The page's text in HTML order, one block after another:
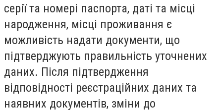
серії та номері паспорта, даті та місці
народження, місці проживання є
можливість надати документи, що
підтверджують правильність уточнених
даних. Після підтвердження
відповідності реєстраційних даних та
наявних документів, зміни до